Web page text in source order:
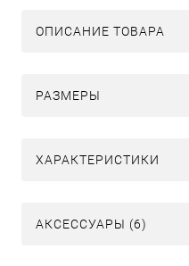
ОПИСАНИЕ ТОВАРА
РАЗМЕРЫ
ХАРАКТЕРИСТИКИ
АКСЕССУАРЫ (6)